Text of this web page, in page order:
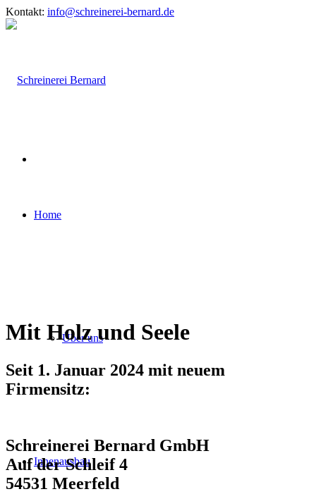
Kontakt: info@schreinerei-bernard.de
Home
Über uns
Innenausbau
Mit Holz und Seele
Seit 1. Januar 2024 mit neuem
Firmensitz:
Schreinerei Bernard GmbH
Auf der Schleif 4
54531 Meerfeld